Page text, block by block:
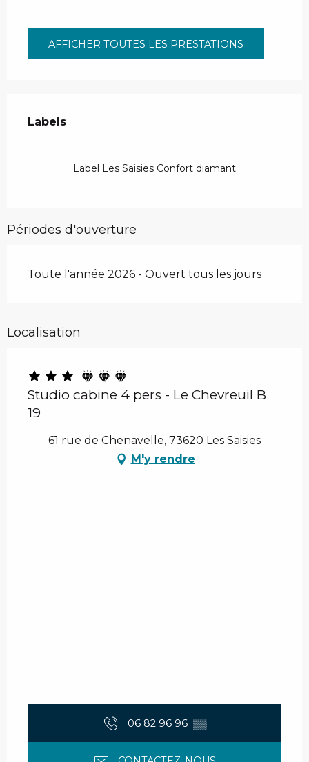
AFFICHER TOUTES LES PRESTATIONS
Labels
Labels
Label Les Saisies Confort diamant
Périodes d'ouverture
Toute l'année 2026 - Ouvert tous les jours
Localisation
Studio cabine 4 pers - Le Chevreuil B
19
61 rue de Chenavelle, 73620 Les Saisies
M'y rendre
06 82 96 96 ▒▒